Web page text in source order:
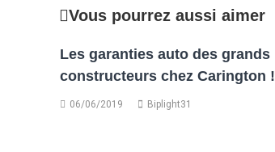
Vous pourrez aussi aimer
Les garanties auto des grands
constructeurs chez Carington !
06/06/2019 Biplight31